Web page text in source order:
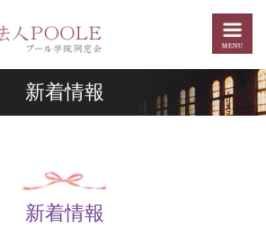
新着情報
新着情報